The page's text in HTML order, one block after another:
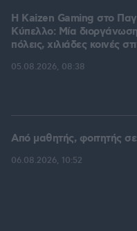
H Kaizen Gaming στο
Kύπελλο: Μία
πόλεις, χιλιάδες κοινές
05.08.2026, 08:38
Από μαθητής, φοιτητής
06.08.2026, 10:52